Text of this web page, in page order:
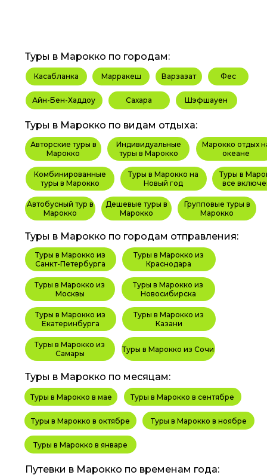
Касабланка Марракеш Варзазат
Айн-Бен-Хаддоу Сахара
Фес
Шэфшауен
Туры в Марокко по городам:
Авторские туры в
Марокко
Туры в Марокко в сентябре
Туры в Марокко в октябре Туры в Марокко в ноябре
Туры в Марокко в январе
Туры в Марокко в мае
Комбинированные
туры в Марокко
Туры в Марокко на
Новый год
Туры в
все
Индивидуальные
туры в Марокко
Марокко отдых
океане
Автобусный тур в
Марокко
Дешевые туры в
Марокко
Групповые туры в
Марокко
Туры в Марокко по видам отдыха:
Туры в Марокко из
Новосибирска
Туры в Марокко из
Москвы
Туры в Марокко из
Казани
Туры в Марокко из Сочи
Туры в Марокко из
Краснодара
Туры в Марокко из
Самары
Туры в Марокко из
Екатеринбурга
Туры в Марокко из
Санкт-Петербурга
Туры в Марокко по городам отправления:
Туры в Марокко по месяцам:
Путевки в Марокко по временам года: